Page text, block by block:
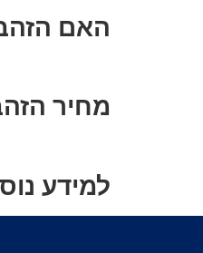
האם
מחיר
למידע